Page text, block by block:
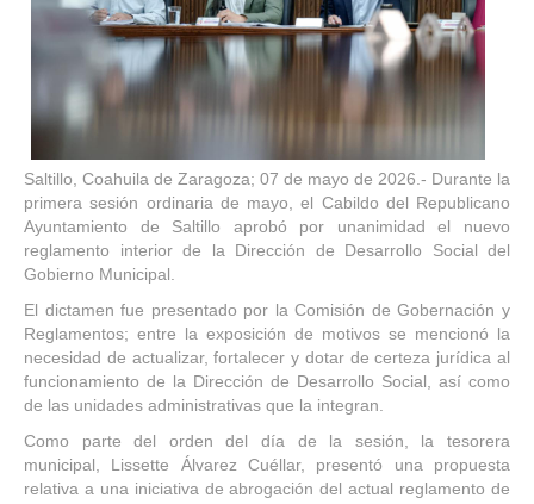
Saltillo, Coahuila de Zaragoza; 07 de mayo de 2026.- Durante la
primera sesión ordinaria de mayo, el Cabildo del Republicano
Ayuntamiento de Saltillo aprobó por unanimidad el nuevo
reglamento interior de la Dirección de Desarrollo Social del
Gobierno Municipal.
El dictamen fue presentado por la Comisión de Gobernación y
Reglamentos; entre la exposición de motivos se mencionó la
necesidad de actualizar, fortalecer y dotar de certeza jurídica al
funcionamiento de la Dirección de Desarrollo Social, así como
de las unidades administrativas que la integran.
Como parte del orden del día de la sesión, la tesorera
municipal, Lissette Álvarez Cuéllar, presentó una propuesta
relativa a una iniciativa de abrogación del actual reglamento de